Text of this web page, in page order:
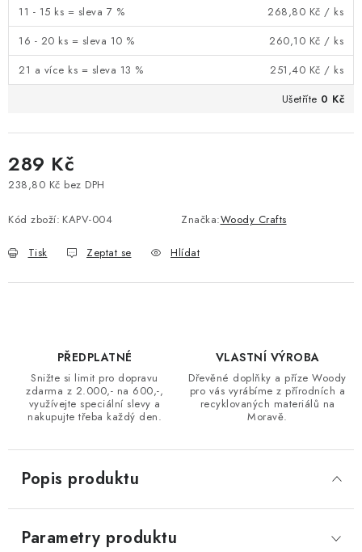
11 - 15 ks = sleva 7 %
268,80 Kč / ks
16 - 20 ks = sleva 10 %
260,10 Kč / ks
21 a více ks = sleva 13 %
251,40 Kč / ks
Ušetříte 0 Kč
289 Kč
238,80 Kč bez DPH
Kód zboží: KAPV-004 Značka:Woody Crafts
Tisk Zeptat se Hlídat
PŘEDPLATNÉ
Snižte si limit pro dopravu
zdarma z 2.000,- na 600,-,
využívejte speciální slevy a
nakupujte třeba každý den.
VLASTNÍ VÝROBA
Dřevěné doplňky a příze Woody
pro vás vyrábíme z přírodních a
recyklovaných materiálů na
Moravě.
Popis produktu
Parametry produktu